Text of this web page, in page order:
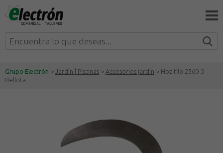
Grupo Electrón > Jardín | Piscinas > Accesorios jardín > Hoz filo 2560-3
Bellota